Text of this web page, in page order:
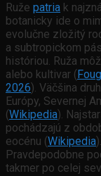
Ruže patria k
botanicky ide o
evolučne zložitý
a subtropickom
históriou. Ruža
alebo kultivar (
2026). Väčšina
Európy, Severnej
(Wikipedia).
pochádzajú z
eocénu (Wikipedia
Pravdepodobne
takmer po celej